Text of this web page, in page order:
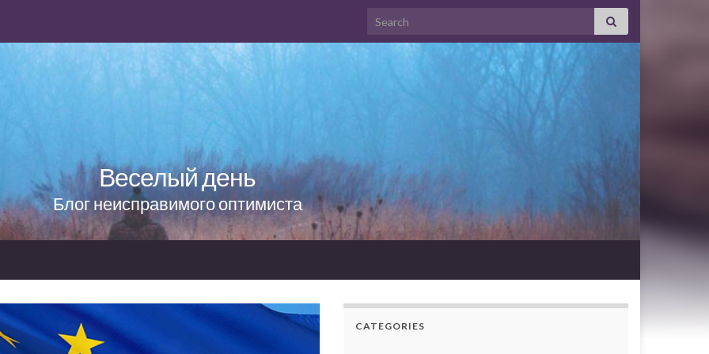
Search for:
Веселый день
Блог неисправимого оптимиста
CATEGORIES